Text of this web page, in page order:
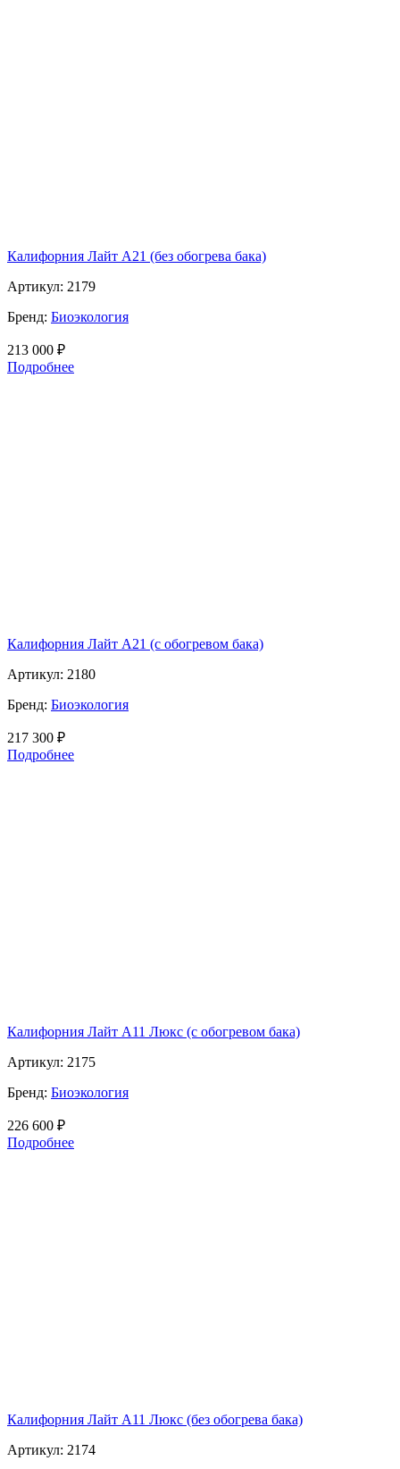
Калифорния Лайт А21 (без обогрева бака)
Артикул: 2179
Бренд: Биоэкология
213 000 ₽
Подробнее
Калифорния Лайт А21 (с обогревом бака)
Артикул: 2180
Бренд: Биоэкология
217 300 ₽
Подробнее
Калифорния Лайт А11 Люкс (с обогревом бака)
Артикул: 2175
Бренд: Биоэкология
226 600 ₽
Подробнее
Калифорния Лайт А11 Люкс (без обогрева бака)
Артикул: 2174